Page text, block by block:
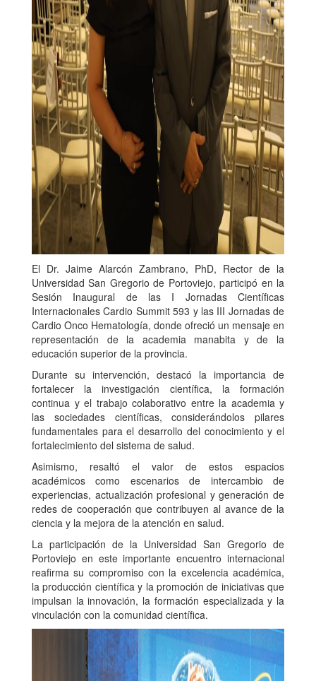
El Dr. Jaime Alarcón Zambrano, PhD, Rector de la
Universidad San Gregorio de Portoviejo, participó en la
Sesión Inaugural de las I Jornadas Científicas
Internacionales Cardio Summit 593 y las III Jornadas de
Cardio Onco Hematología, donde ofreció un mensaje en
representación de la academia manabita y de la
educación superior de la provincia.
Durante su intervención, destacó la importancia de
fortalecer la investigación científica, la formación
continua y el trabajo colaborativo entre la academia y
las sociedades científicas, considerándolos pilares
fundamentales para el desarrollo del conocimiento y el
fortalecimiento del sistema de salud.
Asimismo, resaltó el valor de estos espacios
académicos como escenarios de intercambio de
experiencias, actualización profesional y generación de
redes de cooperación que contribuyen al avance de la
ciencia y la mejora de la atención en salud.
La participación de la Universidad San Gregorio de
Portoviejo en este importante encuentro internacional
reafirma su compromiso con la excelencia académica,
la producción científica y la promoción de iniciativas que
impulsan la innovación, la formación especializada y la
vinculación con la comunidad científica.